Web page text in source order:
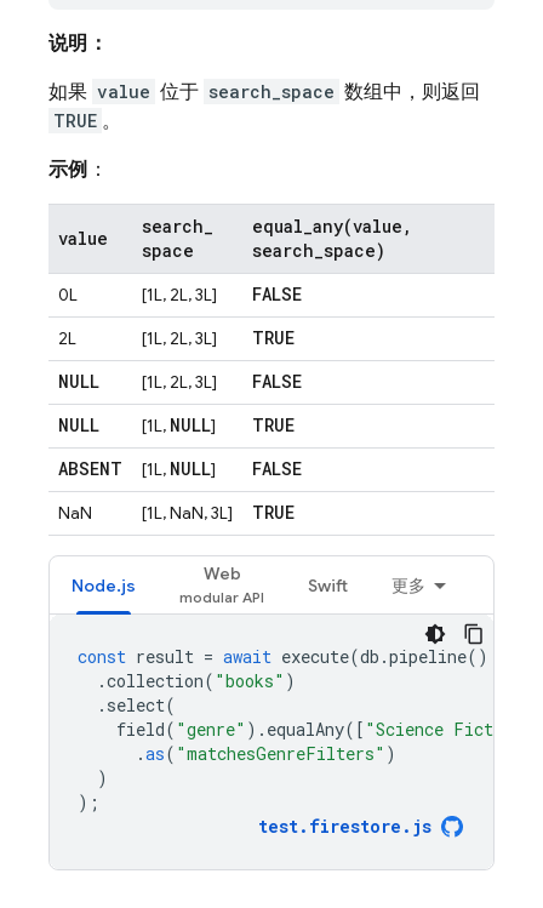
说明：
如果 value 位于 search_space 数组中，则返回
TRUE 。
示例 ：
value
search_
space
equal_any(value ,
search_space)
0L [1L, 2L, 3L] FALSE
2L [1L, 2L, 3L]
TRUE
NULL
[1L, 2L, 3L]
FALSE
NULL
[1L, NULL]
TRUE
ABSENT
[1L, NULL] FALSE
NaN [1L, NaN, 3L] TRUE
Node.js
Web
Swift 更多
const result = await execute(db .pipeline()
.collection( "books" )
. select(
field( "genre" ). equalAny([ "Science Fiction"
.as( "matchesGenreFilters" )
)
);
test. firestore . js